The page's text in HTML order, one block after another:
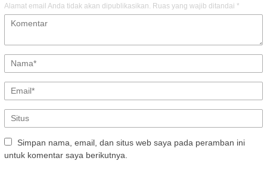
Alamat email Anda tidak akan dipublikasikan. Ruas yang wajib ditandai *
Simpan nama, email, dan situs web saya pada peramban ini
untuk komentar saya berikutnya.